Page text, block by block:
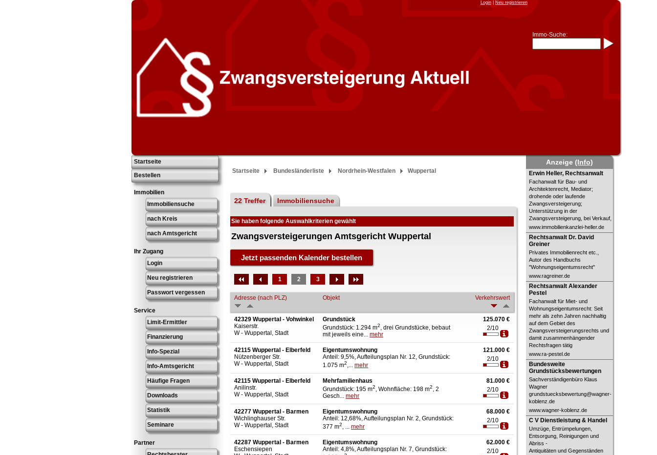
Login| Neu registrieren
Immo-Suche:
nach Amtsgericht
Startseite
Bestellen
Immobilien
Immobiliensuche
nach Kreis
nach Amtsgericht
Ihr Zugang
Login
Neu registrieren
Passwort vergessen
Service
Limit-Ermittler
Finanzierung
Info-Spezial
Info-Amtsgericht
Häufige Fragen
Downloads
Statistik
Seminare
Partner
Startseite Bundesländerliste Nordrhein-Westfalen Wuppertal
22 Treffer Immobiliensuche
Sie haben folgende Auswahlkriterien gewählt
Zwangsversteigerungen Amtsgericht Wuppertal
1 2 3
Adresse (nach PLZ) Objekt Verkehrswert
42329 Wuppertal - Vohwinkel
Kaiserstr.
W - Wuppertal, Stadt
Grundstück
Grundstück: 1.294 m2
, drei Grundstücke, bebaut
mit jeweils eine...mehr
125.070 €
2/10
42115 Wuppertal - Elberfeld
Nützenberger Str.
W - Wuppertal, Stadt
Eigentumswohnung
Anteil: 9,5%, Aufteilungsplan Nr. 12, Grundstück:
1.075 m2 ,...mehr
121.000 €
2/10
42115 Wuppertal - Elberfeld
Anilinstr.
W - Wuppertal, Stadt
Mehrfamilienhaus
Grundstück: 195 m2 , Wohnfläche: 198 m2
, 2
Gesch...mehr
81.000 €
2/10
42277 Wuppertal - Barmen
Wichlinghauser Str.
W - Wuppertal, Stadt
Eigentumswohnung
Anteil: 12,68%, Aufteilungsplan Nr. 2, Grundstück:
377 m2 , ...mehr
68.000 €
2/10
42287 Wuppertal - Barmen
Eschensiepen
Eigentumswohnung
Anteil: 4,8%, Aufteilungsplan Nr. 7, Grundstück:
62.000 €
2/10
Anzeige(Info)
Erwin Heller, Rechtsanwalt
Erwin Heller, Rechtsanwalt
Fachanwalt für Bau- und
Architektenrecht, Mediator;
drohende oder laufende
Zwangsversteigerung;
Unterstützung in der
Zwangsversteigerung, bei Verkauf,
www.immobilienkanzlei-heller.de
Rechtsanwalt Dr. David Greiner
Rechtsanwalt Dr. David
Greiner
Privates Immobilienrecht etc.,
Autor des Handbuchs
"Wohnungseigentumsrecht"
www.ragreiner.de
Rechtsanwalt Alexander Pestel
Rechtsanwalt Alexander
Pestel
Fachanwalt für Miet- und
Wohnungseigentumsrecht: Seit
mehr als zehn Jahren nachhaltig
auf dem Gebiet des
Zwangsversteigerungsrechts und
damit zusammenhängender
Rechtsfragen tätig
www.ra-pestel.de
Bundesweite
Grundstücksbewertungen
Bundesweite
Grundstücksbewertungen
Sachverständigenbüro Klaus
Wagner
grundstuecksbewertung@wagner-
koblenz.de
www.wagner-koblenz.de
C V Dienstleistung & Handel
C V Dienstleistung & Handel
Umzüge, Entrümpelungen,
Entsorgung, Reinigungen und
Abriss -
Antiquitäten und Gegenständen